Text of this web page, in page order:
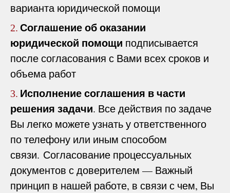
варианта юридической помощи
2. Соглашение об оказании
юридической помощи подписывается
после согласования с Вами всех сроков и
объема работ
3. Исполнение соглашения в части
решения задачи. Все действия по задаче
Вы легко можете узнать у ответственного
по телефону или иным способом
связи. Согласование процессуальных
документов с доверителем — Важный
принцип в нашей работе, в связи с чем, Вы